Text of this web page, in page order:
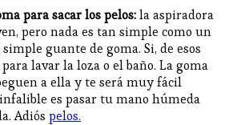
para sacar los pelos:la aspiradora
pero nada es tan simple como un
guante de goma. Si, de esos
lavar la loza o el baño. La goma
a ella y te será muy fácil
es pasar tu mano húmeda
Adiós pelos.